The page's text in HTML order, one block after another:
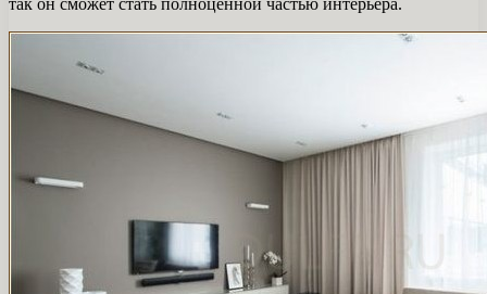
так он сможет стать полноценной частью интерьера.